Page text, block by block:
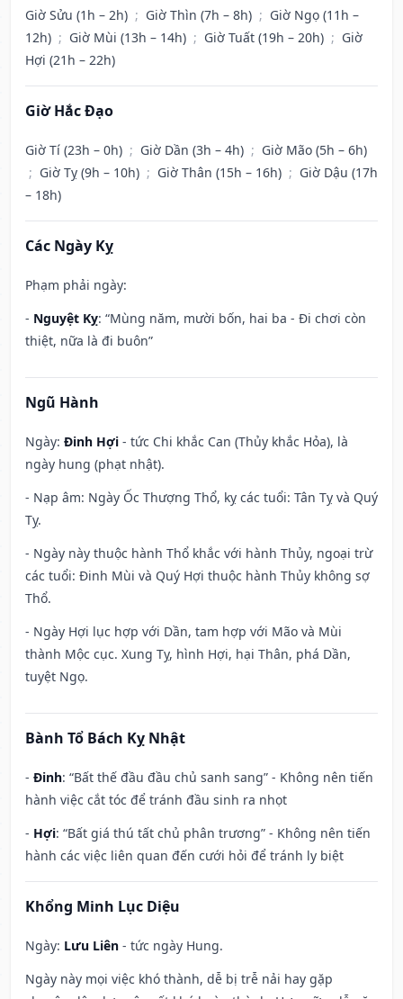
Giờ Sửu (1h – 2h) ; Giờ Thìn (7h – 8h) ; Giờ Ngọ (11h –
12h) ; Giờ Mùi (13h – 14h) ; Giờ Tuất (19h – 20h) ; Giờ
Hợi (21h – 22h)
Giờ Hắc Đạo
Giờ Tí (23h – 0h) ; Giờ Dần (3h – 4h) ; Giờ Mão (5h – 6h)
; Giờ Tỵ (9h – 10h) ; Giờ Thân (15h – 16h) ; Giờ Dậu (17h
– 18h)
Các Ngày Kỵ
Phạm phải ngày:
- Nguyệt Kỵ: “Mùng năm, mười bốn, hai ba - Đi chơi còn
thiệt, nữa là đi buôn”
Ngũ Hành
Ngày: Đinh Hợi - tức Chi khắc Can (Thủy khắc Hỏa), là
ngày hung (phạt nhật).
- Nạp âm: Ngày Ốc Thượng Thổ, kỵ các tuổi: Tân Tỵ và Quý
Tỵ.
- Ngày này thuộc hành Thổ khắc với hành Thủy, ngoại trừ
các tuổi: Đinh Mùi và Quý Hợi thuộc hành Thủy không sợ
Thổ.
- Ngày Hợi lục hợp với Dần, tam hợp với Mão và Mùi
thành Mộc cục. Xung Tỵ, hình Hợi, hại Thân, phá Dần,
tuyệt Ngọ.
Bành Tổ Bách Kỵ Nhật
- Đinh: “Bất thế đầu đầu chủ sanh sang” - Không nên tiến
hành việc cắt tóc để tránh đầu sinh ra nhọt
- Hợi: “Bất giá thú tất chủ phân trương” - Không nên tiến
hành các việc liên quan đến cưới hỏi để tránh ly biệt
Khổng Minh Lục Diệu
Ngày: Lưu Liên - tức ngày Hung.
Ngày này mọi việc khó thành, dễ bị trễ nải hay gặp